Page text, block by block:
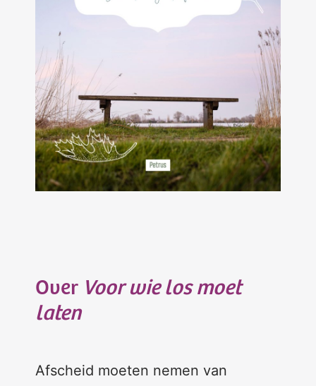
Over Voor wie los moet
laten
Afscheid moeten nemen van